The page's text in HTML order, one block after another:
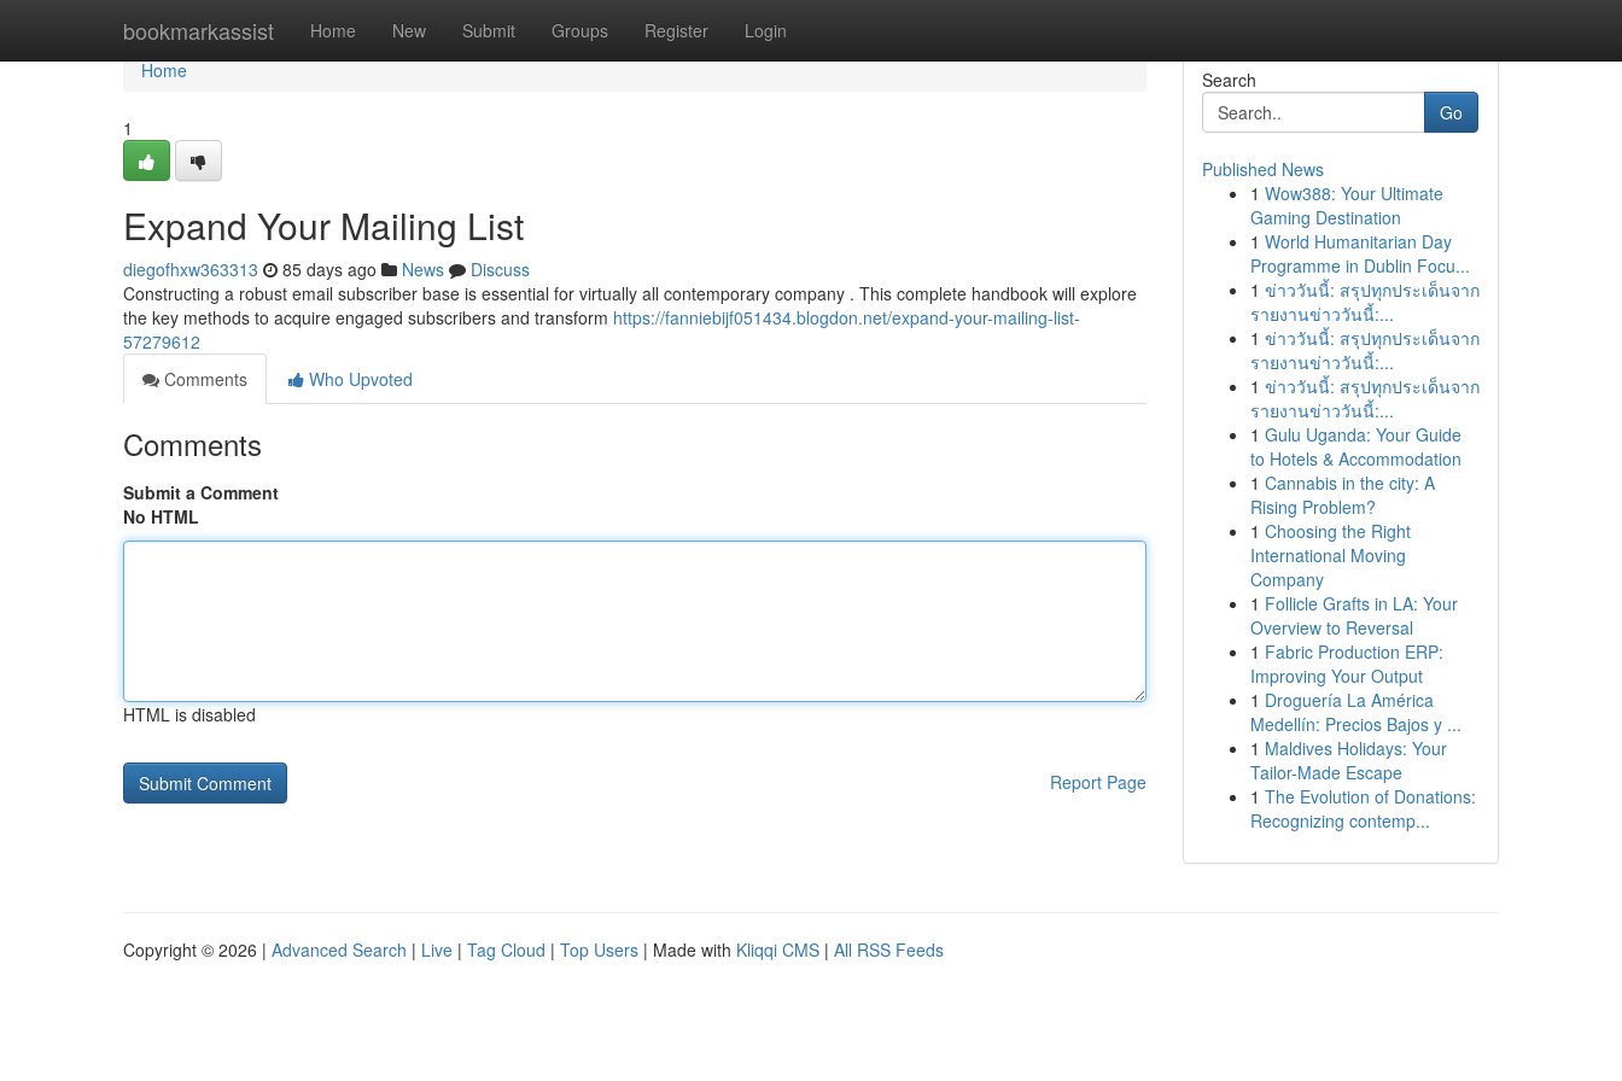
bookmarkassist Home New Submit Groups Register Login
Home
Home
1
Expand Your Mailing List
diegofhxw363313 85 days ago News
Discuss
Constructing a robust email subscriber base is essential for virtually all contemporary company . This complete handbook will explore
the key methods to acquire engaged subscribers and transform https://fanniebijf051434.blogdon.net/expand-your-mailing-list-
57279612
Comments
Who Upvoted
Comments
Submit a Comment
No HTML
HTML is disabled
Report Page
Search
Go
Published News
1 Wow388: Your Ultimate
Gaming Destination
1 World Humanitarian Day
Programme in Dublin Focu...
1 ข่าววันนี้: สรุปทุกประเด็นจาก
รายงานข่าววันนี้:...
1 ข่าววันนี้: สรุปทุกประเด็นจาก
รายงานข่าววันนี้:...
1 ข่าววันนี้: สรุปทุกประเด็นจาก
รายงานข่าววันนี้:...
1 Gulu Uganda: Your Guide
to Hotels & Accommodation
1 Cannabis in the city: A
Rising Problem?
1 Choosing the Right
International Moving
Company
1 Follicle Grafts in LA: Your
Overview to Reversal
1 Fabric Production ERP:
Improving Your Output
1 Droguería La América
Medellín: Precios Bajos y ...
1 Maldives Holidays: Your
Tailor-Made Escape
1 The Evolution of Donations:
Recognizing contemp...
Copyright © 2026 | Advanced Search | Live | Tag Cloud | Top Users | Made with Kliqqi CMS | All RSS Feeds